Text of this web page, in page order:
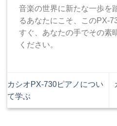
音楽の世界に新たな一歩を
るあなたにこそ、このPX-
すぐ、あなたの手でその素
ください。
カシオPX-730ピアノについ
て学ぶ